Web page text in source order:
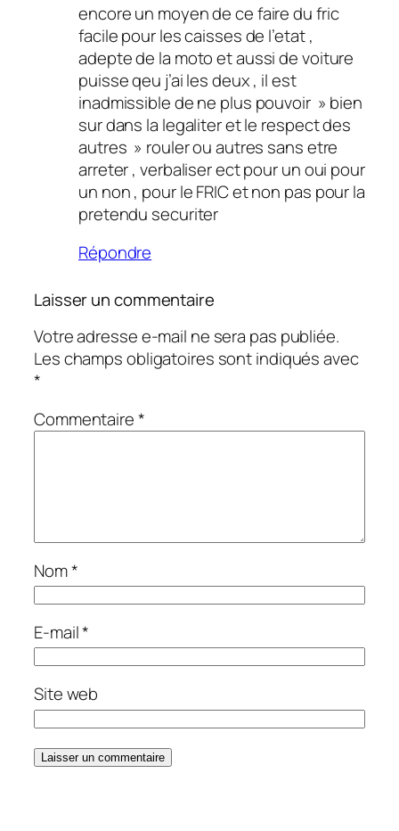
encore un moyen de ce faire du fric
facile pour les caisses de l’etat ,
adepte de la moto et aussi de voiture
puisse qeu j’ai les deux , il est
inadmissible de ne plus pouvoir » bien
sur dans la legaliter et le respect des
autres » rouler ou autres sans etre
arreter , verbaliser ect pour un oui pour
un non , pour le FRIC et non pas pour la
pretendu securiter
Répondre
Laisser un commentaire
Votre adresse e-mail ne sera pas publiée.
Les champs obligatoires sont indiqués avec
*
Commentaire*
Nom*
E-mail*
Site web